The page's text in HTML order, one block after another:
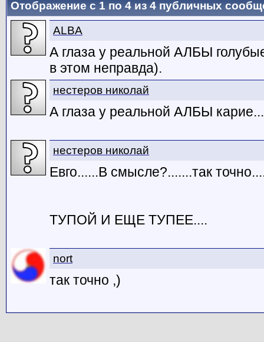
Отображение с 1 по 4 из 4 публичных
ALBA
А глаза у реальной АЛБЫ
в этом неправда).
нестеров николай
А глаза у реальной АЛБЫ
нестеров николай
Евго......В смысле?.......так
ТУПОЙ И ЕЩЕ ТУПЕЕ....
nort
так точно ,)